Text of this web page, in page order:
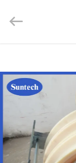
HAUSE
PRODUKTE
ÜBER
UNS
Tools
Co.,Ltd..
Reserved.